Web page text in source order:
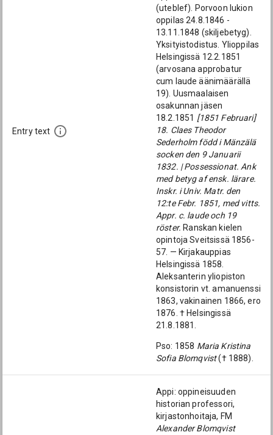
Entry text
(uteblef). Porvoon lukion
oppilas 24.8.1846 -
13.11.1848 (skiljebetyg).
Yksityistodistus. Ylioppilas
Helsingissä 12.2.1851
(arvosana approbatur
cum laude äänimäärällä
19). Uusmaalaisen
osakunnan jäsen
18.2.1851 [1851 Februari]
18. Claes Theodor
Sederholm född i Mänzälä
socken den 9 Januarii
1832. | Possessionat. Ank
med betyg af ensk. lärare.
Inskr. i Univ. Matr. den
12:te Febr. 1851, med vitts.
Appr. c. laude och 19
röster. Ranskan kielen
opintoja Sveitsissä 1856-
57. — Kirjakauppias
Helsingissä 1858.
Aleksanterin yliopiston
konsistorin vt. amanuenssi
1863, vakinainen 1866, ero
1876. † Helsingissä
21.8.1881.
Pso: 1858 Maria Kristina
Sofia Blomqvist(† 1888).
Appi: oppineisuuden
historian professori,
kirjastonhoitaja, FM
Alexander Blomqvist